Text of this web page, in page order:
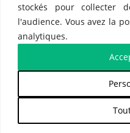
stockés pour collecter
l'audience. Vous avez la
analytiques.
ETTS 365 SL, Rambla de
Partenaires de l'US Changé
𝕏